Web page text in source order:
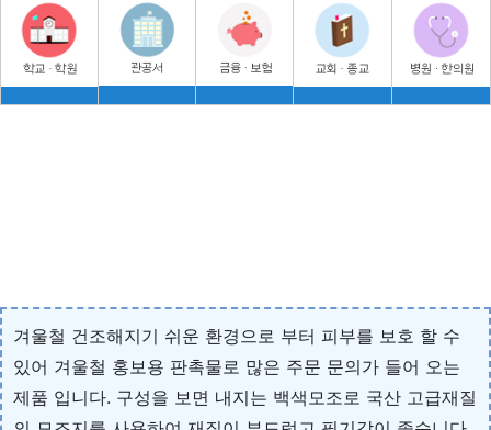
겨울철 건조해지기 쉬운 환경으로 부터 피부를 보호 할 수
있어 겨울철 홍보용 판촉물로 많은 주문 문의가 들어 오는
제품 입니다. 구성을 보면 내지는 백색모조로 국산 고급재질